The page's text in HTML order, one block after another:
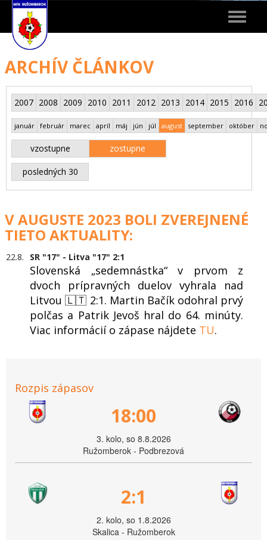
Toggle
ARCHÍV ČLÁNKOV
2007 2008 2009 2010 2011 2012 2013 2014 2015 2016
január február marec apríl máj jún júl august september október
vzostupne zostupne
posledných 30
V AUGUSTE 2023 BOLI ZVEREJNENÉ
TIETO AKTUALITY:
22.8. SR "17" - Litva "17" 2:1
Slovenská „sedemnástka“ v prvom z
dvoch prípravných duelov vyhrala nad
Litvou 🇱🇹 2:1. Martin Bačík odohral prvý
polčas a Patrik Jevoš hral do 64. minúty.
Viac informácií o zápase nájdete TU.
Rozpis zápasov
18:00
3. kolo, so 8.8.2026
Ružomberok - Podbrezová
2:1
2. kolo, so 1.8.2026
Skalica - Ružomberok